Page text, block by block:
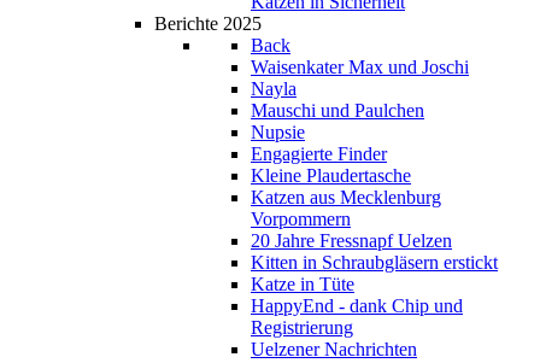
Berichte 2025
Back
Waisenkater Max und Joschi
Nayla
Mauschi und Paulchen
Nupsie
Engagierte Finder
Kleine Plaudertasche
Katzen aus Mecklenburg
Vorpommern
20 Jahre Fressnapf Uelzen
Kitten in Schraubgläsern erstickt
Katze in Tüte
HappyEnd - dank Chip und
Registrierung
Uelzener Nachrichten